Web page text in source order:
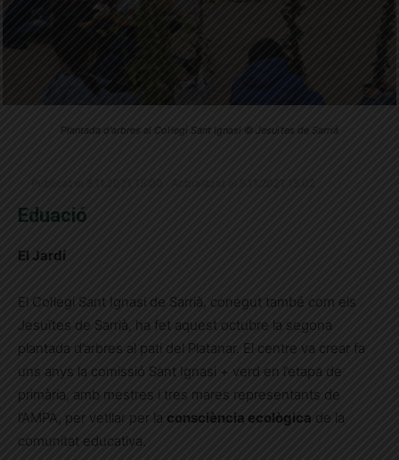
Plantada d'arbres al Col·legi Sant Ignasi © Jesuïtes de Sarrià
Eduació
El Jardí
El Col·legi Sant Ignasi de Sarrià, conegut també com els
Jesuïtes de Sarrià, ha fet aquest octubre la segona
plantada d’arbres al pati del Platanar. El centre va crear fa
uns anys la comissió Sant Ignasi + verd en l’etapa de
primària, amb mestres i tres mares representants de
l’AMPA, per vetllar per la consciència ecològica de la
comunitat educativa.